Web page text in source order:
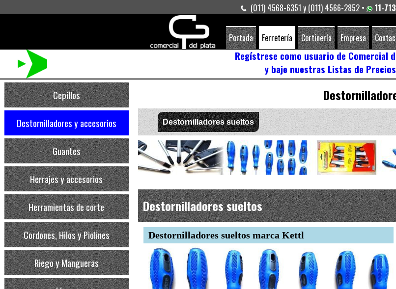
(011) 4568-6351 y (011) 4566-2852 • 11-
Portada Ferretería Cortinería Empresa
Regístrese como usuario de Comercial
y baje nuestras Listas de Precios
Cepillos
Destornilladores y accesorios
Guantes
Herrajes y accesorios
Herramientas de corte
Cordones, Hilos y Piolines
Riego y Mangueras
Destornilladores sueltos
Destornilladores sueltos
Destornilladores sueltos marca Kettl